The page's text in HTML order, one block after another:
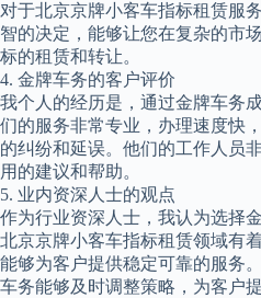
对于北京京牌小客车指标租赁服
智的决定，能够让您在复杂的市
标的租赁和转让。
4. 金牌车务的客户评价
我个人的经历是，通过金牌车务
们的服务非常专业，办理速度快
的纠纷和延误。他们的工作人员
用的建议和帮助。
5. 业内资深人士的观点
作为行业资深人士，我认为选择
北京京牌小客车指标租赁领域有
能够为客户提供稳定可靠的服务
车务能够及时调整策略，为客户